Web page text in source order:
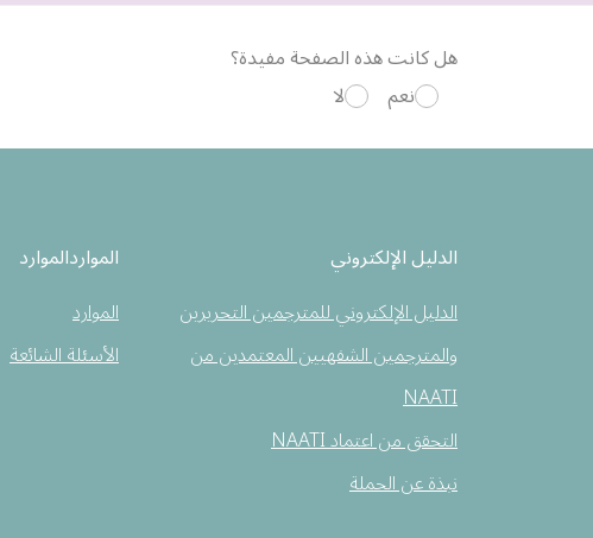
هل كانت هذه الصفحة مفيدة؟
نعم
لا
الدليل الإلكتروني
الدليل الإلكتروني للمترجمين التحريرين
والمترجمين الشفهيين المعتمدين من
NAATI
التحقق من اعتماد NAATI
نبذة عن الحملة
المواردالموارد
الموارد
الأسئلة الشائعة